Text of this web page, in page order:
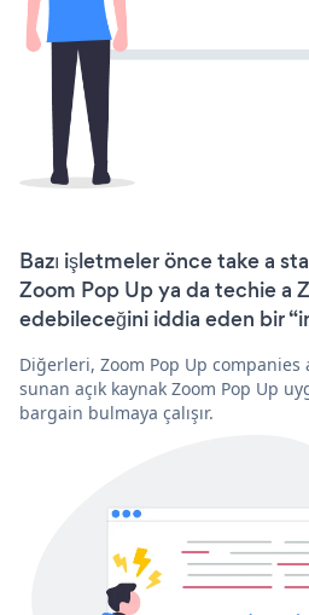
Bazı işletmeler önce take a
Zoom Pop Up ya da techie a
edebileceğini iddia eden bir
Diğerleri, Zoom Pop Up
sunan açık kaynak Zoom Pop Up
bargain bulmaya çalışır.